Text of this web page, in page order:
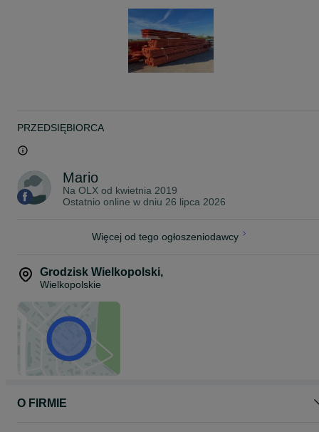
PRZEDSIĘBIORCA
Mario
Na OLX od kwietnia 2019
Ostatnio online w dniu 26 lipca 2026
Więcej od tego ogłoszeniodawcy
Grodzisk Wielkopolski,
Wielkopolskie
O FIRMIE